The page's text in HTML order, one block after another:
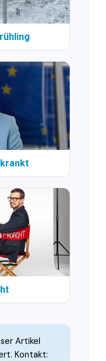
Artikel
Kontakt: